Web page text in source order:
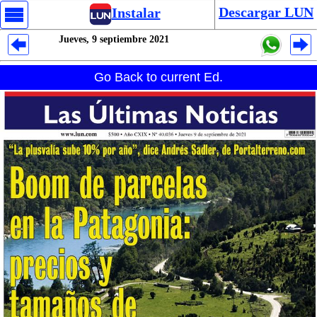
Instalar Descargar LUN
Jueves, 9 septiembre 2021
Go Back to current Ed.
Despliegues Analytics
Despliegues Totales
Despliegues por Rubros